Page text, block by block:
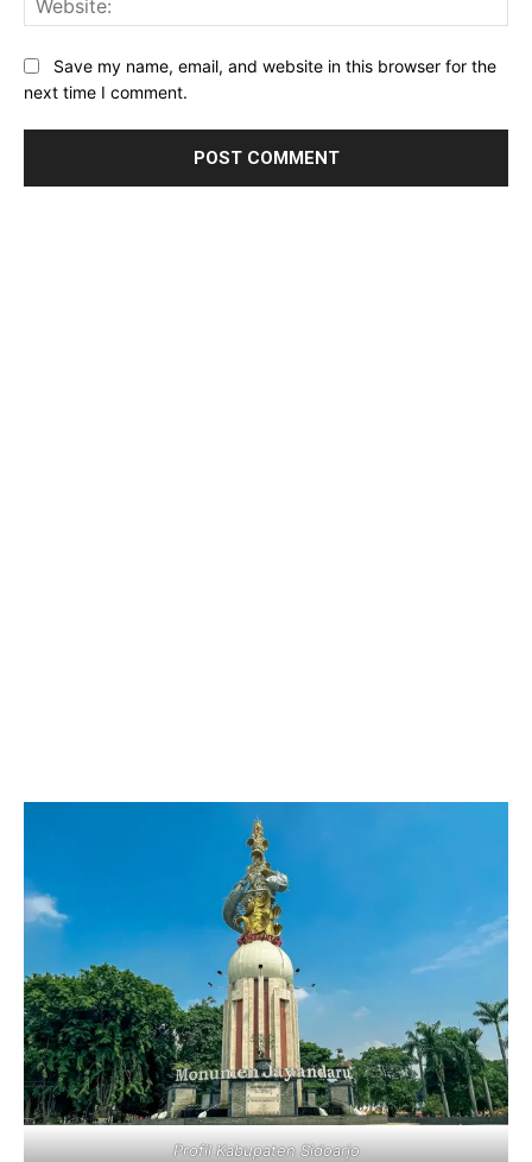
Save my name, email, and website in this browser for the
next time I comment.
Profil Kabupaten Sidoarjo